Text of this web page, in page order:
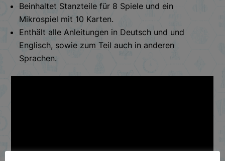
Beinhaltet Stanzteile für 8 Spiele und ein
Mikrospiel mit 10 Karten.
Enthält alle Anleitungen in Deutsch und und
Englisch, sowie zum Teil auch in anderen
Sprachen.